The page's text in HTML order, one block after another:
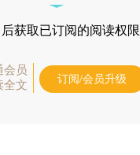
后获取已订阅的阅读权限
会员
全文
订阅/会员升级